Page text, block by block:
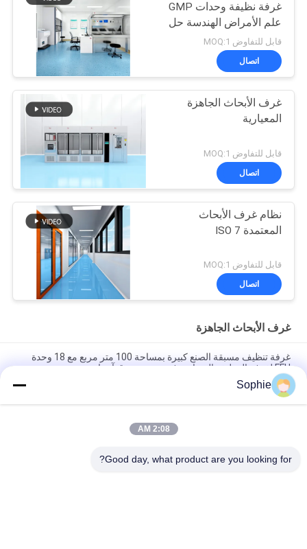
غرفة نظيفة وحدات GMP
علم الأمراض الهندسة حل
غرفة نظيفة
قابل للتفاوض MOQ:1
اتصال
غرف الأبحاث الجاهزة
المعيارية
قابل للتفاوض MOQ:1
اتصال
نظام غرف الأبحاث
المعتمدة ISO 7
قابل للتفاوض MOQ:1
اتصال
غرف الأبحاث الجاهزة
غرفة تنظيف مسبقة الصنع كبيرة بمساحة 100 متر مربع مع 18 وحدة
FFU لغرفة التنظيف المعيارية في جنوب شرق آسيا
نظافة هواء الصيدلة في جنوب شرق آسيا
Sophie
2:08 AM
Good day, what product are you looking for?